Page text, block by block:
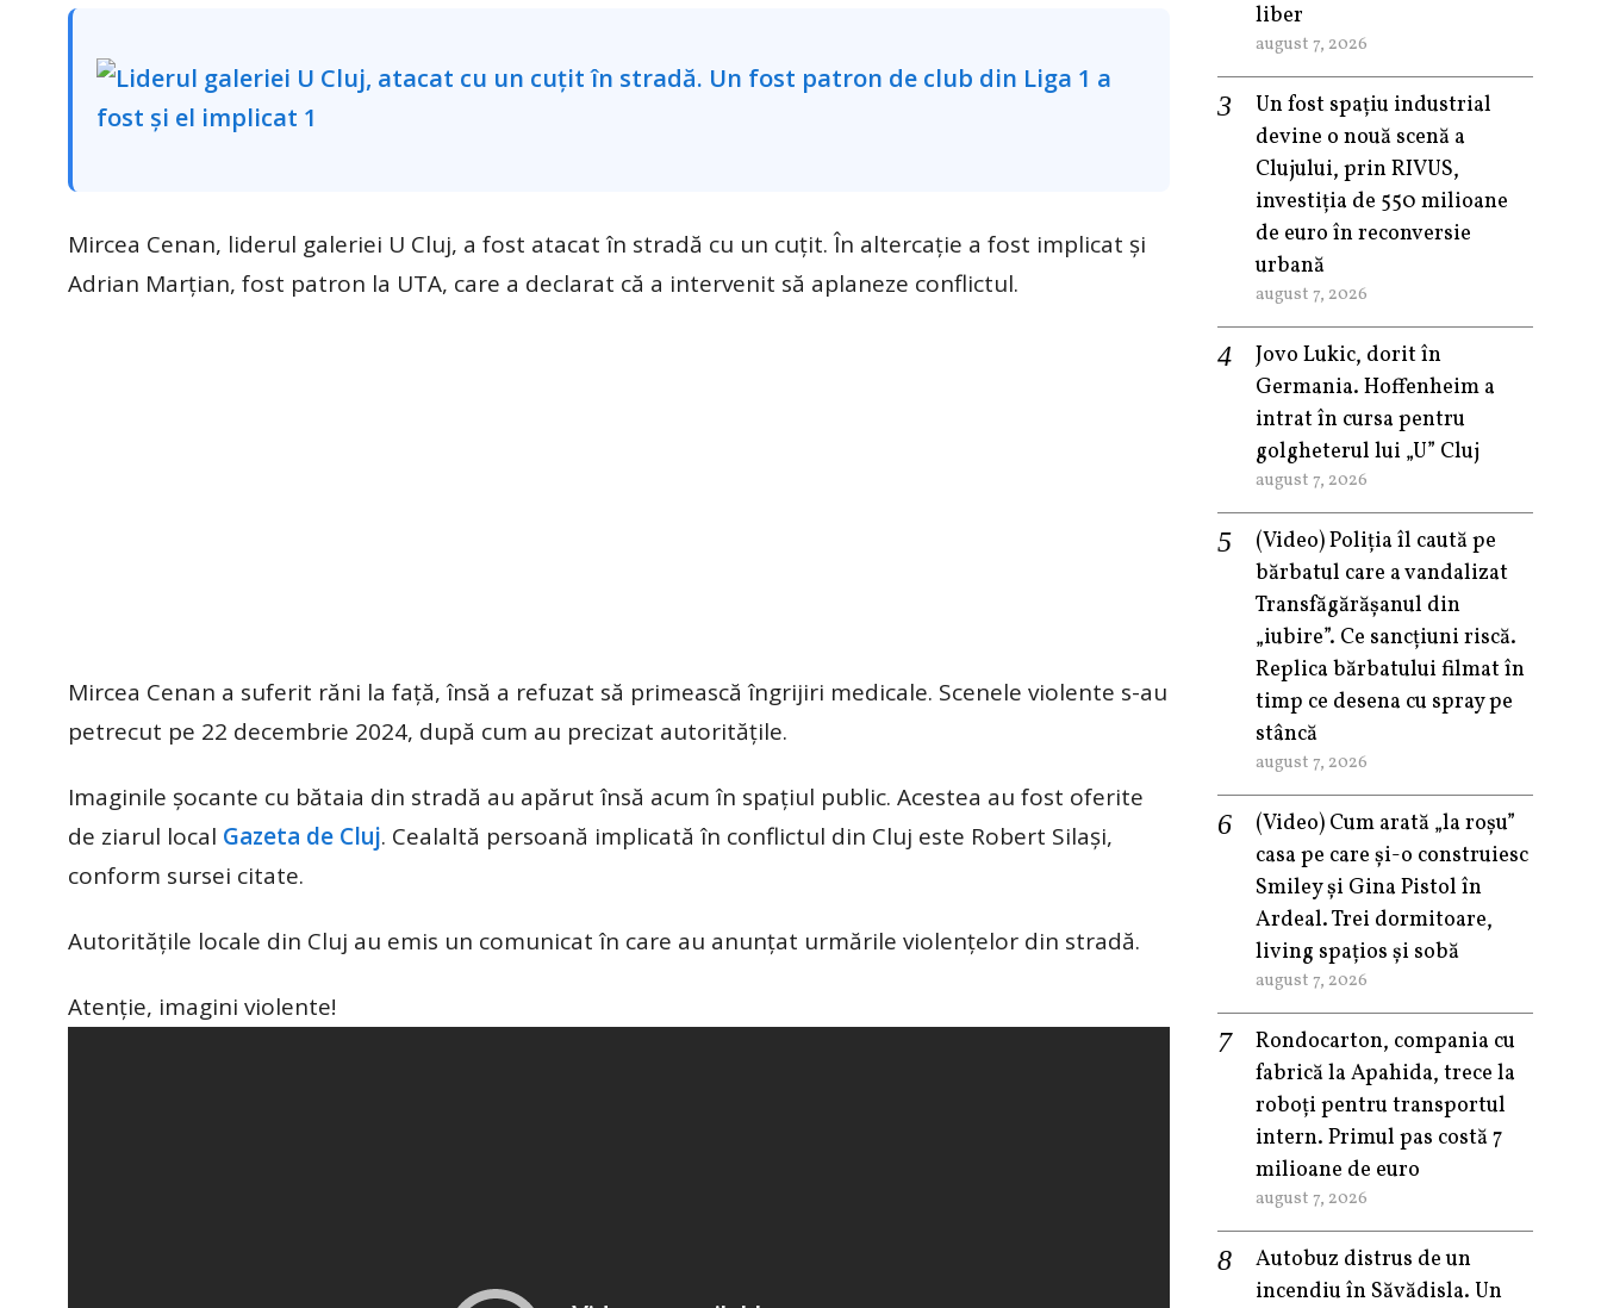
Mircea Cenan, liderul galeriei U Cluj, a fost atacat în stradă cu un cuțit. În altercație a fost implicat și
Adrian Marțian, fost patron la UTA, care a declarat că a intervenit să aplaneze conflictul.
Mircea Cenan a suferit răni la față, însă a refuzat să primească îngrijiri medicale. Scenele violente s-au
petrecut pe 22 decembrie 2024, după cum au precizat autoritățile.
Imaginile șocante cu bătaia din stradă au apărut însă acum în spațiul public. Acestea au fost oferite
de ziarul local Gazeta de Cluj. Cealaltă persoană implicată în conflictul din Cluj este Robert Silași,
conform sursei citate.
Autoritățile locale din Cluj au emis un comunicat în care au anunțat urmările violențelor din stradă.
Atenție, imagini violente!
liber
august 7, 2026
Un fost spațiu industrial
devine o nouă scenă a
Clujului, prin RIVUS,
investiția de 550 milioane
de euro în reconversie
urbană
august 7, 2026
Jovo Lukic, dorit în
Germania. Hoffenheim a
intrat în cursa pentru
golgheterul lui „U” Cluj
august 7, 2026
(Video) Poliția îl caută pe
bărbatul care a vandalizat
Transfăgărășanul din
„iubire”. Ce sancțiuni riscă.
Replica bărbatului filmat în
timp ce desena cu spray pe
stâncă
august 7, 2026
(Video) Cum arată „la roşu”
casa pe care şi-o construiesc
Smiley şi Gina Pistol în
Ardeal. Trei dormitoare,
living spațios și sobă
august 7, 2026
Rondocarton, compania cu
fabrică la Apahida, trece la
roboți pentru transportul
intern. Primul pas costă 7
milioane de euro
august 7, 2026
Autobuz distrus de un
incendiu în Săvădisla. Un